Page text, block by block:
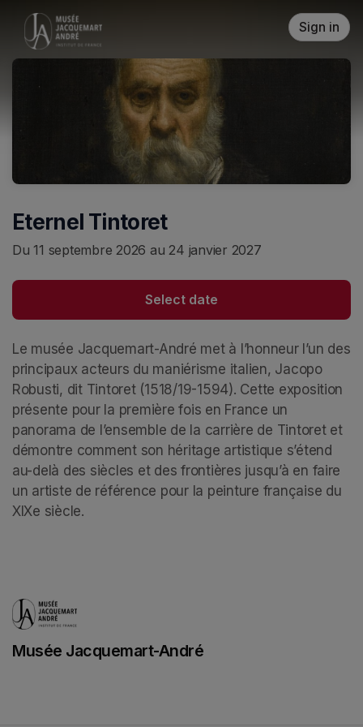
Skip header
Sign in
Eternel Tintoret
Du 11 septembre 2026 au 24 janvier 2027
Select date
Le musée Jacquemart-André met à l’honneur l’un des
principaux acteurs du maniérisme italien, Jacopo
Robusti, dit Tintoret (1518/19-1594). Cette exposition
présente pour la première fois en France un
panorama de l’ensemble de la carrière de Tintoret et
démontre comment son héritage artistique s’étend
au-delà des siècles et des frontières jusqu’à en faire
un artiste de référence pour la peinture française du
XIXe siècle.
Musée Jacquemart-André